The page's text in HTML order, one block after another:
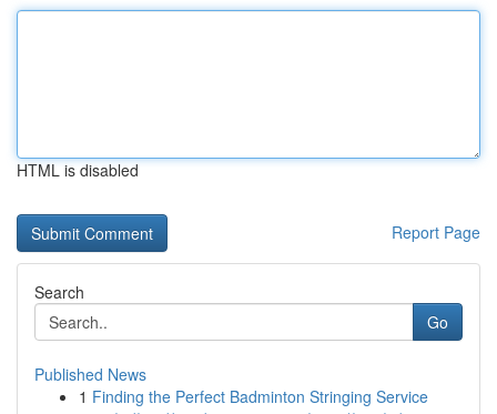
HTML is disabled
Report Page
Search
Go
Published News
1 Finding the Perfect Badminton Stringing Service